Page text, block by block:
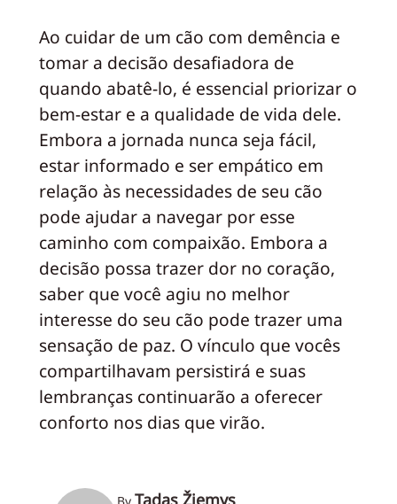
Ao cuidar de um cão com demência e
tomar a decisão desafiadora de
quando abatê-lo, é essencial priorizar o
bem-estar e a qualidade de vida dele.
Embora a jornada nunca seja fácil,
estar informado e ser empático em
relação às necessidades de seu cão
pode ajudar a navegar por esse
caminho com compaixão. Embora a
decisão possa trazer dor no coração,
saber que você agiu no melhor
interesse do seu cão pode trazer uma
sensação de paz. O vínculo que vocês
compartilhavam persistirá e suas
lembranças continuarão a oferecer
conforto nos dias que virão.
By Tadas Žiemys